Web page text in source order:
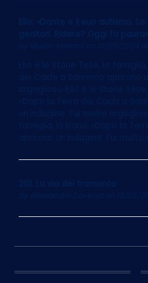
Elio: «Dante e il suo autismo.
genitori. Ridere? Oggi fa paura»
Walter Veltroni on 13/05/2024 at
Elio e le Storie Tese, la
dei Cachi a Sanremo aprirono
orgoglioso»Elio e le Storie
«Dopo la Terra dei Cachi a
un'indagine. Fui molto
famiglia, la band. «Dopo la
aprirono un'indagine. Fui molto
201. La via del tramonto
on 13/05/
12